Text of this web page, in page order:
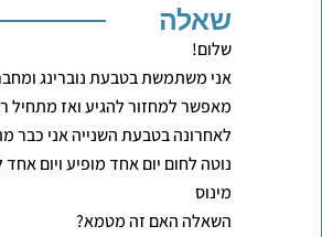
שאלה
שלום!
אני משתמשת בטבעת נוברינג
מאפשר למחזור להגיע ואז
לאחרונה בטבעת השנייה אני כבר
מינוס
השאלה האם זה מטמא?